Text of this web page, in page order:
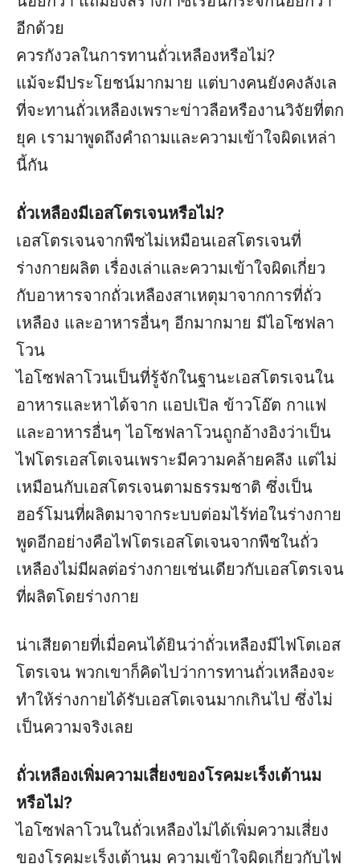
อีกด้วย
ควรกังวลในการทานถั่วเหลืองหรือไม่?
แม้จะมีประโยชน์มากมาย แต่บางคนยังคงลังเล
ที่จะทานถั่วเหลืองเพราะข่าวลือหรืองานวิจัยที่ตก
ยุค เรามาพูดถึงคำถามและความเข้าใจผิดเหล่า
นี้กัน
ถั่วเหลืองมีเอสโตรเจนหรือไม่?
เอสโตรเจนจากพืชไม่เหมือนเอสโตรเจนที่
ร่างกายผลิต เรื่องเล่าและความเข้าใจผิดเกี่ยว
กับอาหารจากถั่วเหลืองสาเหตุมาจากการที่ถั่ว
เหลือง และอาหารอื่นๆ อีกมากมาย มีไอโซฟลา
โวน
ไอโซฟลาโวนเป็นที่รู้จักในฐานะเอสโตรเจนใน
อาหารและหาได้จาก แอปเปิล ข้าวโอ๊ต กาแฟ
และอาหารอื่นๆ ไอโซฟลาโวนถูกอ้างอิงว่าเป็น
ไฟโตรเอสโตเจนเพราะมีความคล้ายคลึง แต่ไม่
เหมือนกับเอสโตรเจนตามธรรมชาติ ซึ่งเป็น
ฮอร์โมนที่ผลิตมาจากระบบต่อมไร้ท่อในร่างกาย
พูดอีกอย่างคือไฟโตรเอสโตเจนจากพืชในถั่ว
เหลืองไม่มีผลต่อร่างกายเช่นเดียวกับเอสโตรเจน
ที่ผลิตโดยร่างกาย
น่าเสียดายที่เมื่อคนได้ยินว่าถั่วเหลืองมีไฟโตเอส
โตรเจน พวกเขาก็คิดไปว่าการทานถั่วเหลืองจะ
ทำให้ร่างกายได้รับเอสโตเจนมากเกินไป ซึ่งไม่
เป็นความจริงเลย
ถั่วเหลืองเพิ่มความเสี่ยงของโรคมะเร็งเต้านม
หรือไม่?
ไอโซฟลาโวนในถั่วเหลืองไม่ได้เพิ่มความเสี่ยง
ของโรคมะเร็งเต้านม ความเข้าใจผิดเกี่ยวกับไฟ